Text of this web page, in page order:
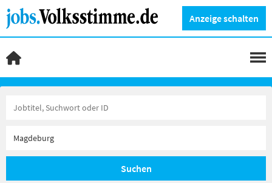
Anzeige schalten
Suchen